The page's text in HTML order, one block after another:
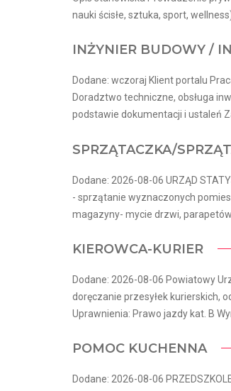
nauki ścisłe, sztuka, sport,
INŻYNIER BUDOWY /
Dodane: wczoraj Klient portalu
Doradztwo techniczne, obsługa
podstawie dokumentacji i ustaleń
SPRZĄTACZKA/
Dodane: 2026-08-06 URZĄD
- sprzątanie wyznaczonych
magazyny- mycie drzwi,
KIEROWCA-KURIER
Dodane: 2026-08-06 Powiatowy
doręczanie przesyłek kurierskich,
Uprawnienia: Prawo jazdy kat. B
POMOC KUCHENNA
Dodane: 2026-08-06